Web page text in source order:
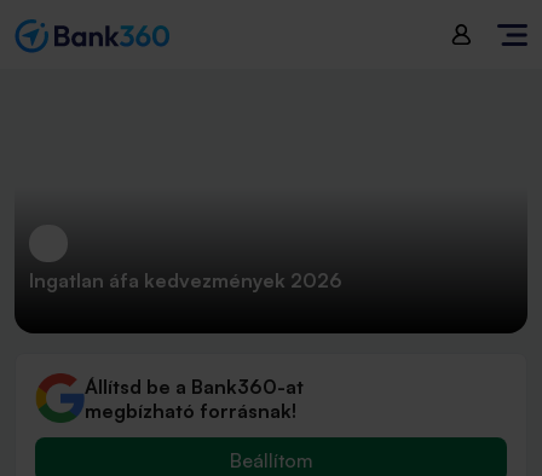
Ingatlan áfa kedvezmények 2026
Állítsd be a Bank360-at
megbízható forrásnak!
Beállítom